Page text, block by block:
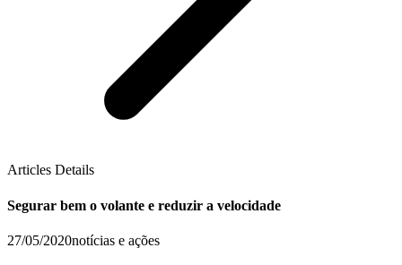
Articles Details
Segurar bem o volante e reduzir a velocidade
27/05/2020notícias e ações